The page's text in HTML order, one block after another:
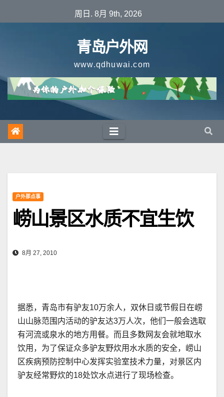
至
周日. 8月 9th, 2026
青岛户外网
www.qdhuwai.com
户外那点事
崂山景区水质不宜生饮
8月 27, 2010
据悉，青岛市有驴友10万余人，双休日或节假日在崂
山山脉范围内活动的驴友达3万人次，他们一般会选取
有河流或泉水的地方用餐。而且多数网友会就地取水
饮用，为了保证众多驴友野炊用水水质的安全，崂山
区疾病预防控制中心发挥实验室技术力量，对景区内
驴友经常野炊的18处饮水点进行了现场检查。